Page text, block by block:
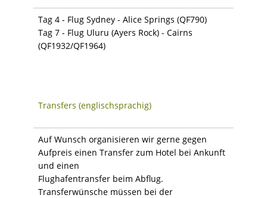
Tag 4 - Flug Sydney - Alice Springs (QF790)
Tag 7 - Flug Uluru (Ayers Rock) - Cairns
(QF1932/QF1964)
Transfers (englischsprachig)
Auf Wunsch organisieren wir gerne gegen
Aufpreis einen Transfer zum Hotel bei Ankunft
und einen
Flughafentransfer beim Abflug.
Transferwünsche müssen bei der